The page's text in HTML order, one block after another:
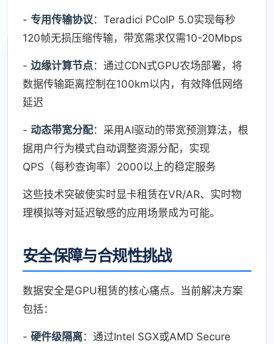
- 专用传输协议：Teradici PCoIP 5.0实现每秒
120帧无损压缩传输，带宽需求仅需10-20Mbps
- 边缘计算节点：通过CDN式GPU农场部署，将
数据传输距离控制在100km以内，有效降低网络
延迟
- 动态带宽分配：采用AI驱动的带宽预测算法，根
据用户行为模式自动调整资源分配，实现
QPS（每秒查询率）2000以上的稳定服务
这些技术突破使实时显卡租赁在VR/AR、实时物
理模拟等对延迟敏感的应用场景成为可能。
安全保障与合规性挑战
数据安全是GPU租赁的核心痛点。当前解决方案
包括：
- 硬件级隔离：通过Intel SGX或AMD Secure